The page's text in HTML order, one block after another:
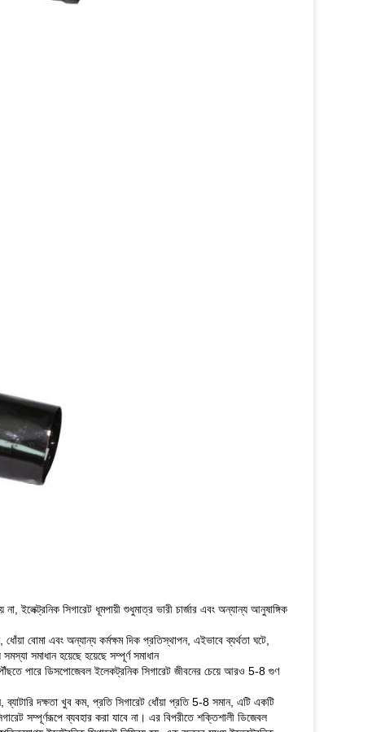
সিগারেট ধূমপায়ী শুধুমাত্র ভারী চার্জার এবং অন্যান্য আনুষাঙ্গিক
বোমা এবং অন্যান্য কর্মক্ষম দিক প্রতিস্থাপন, এইভাবে ব্যর্থতা ঘটে,
সমাধান হয়েছে হয়েছে সম্পূর্ণ সমাধান
পারে ডিসপোজেবল ইলেকট্রনিক সিগারেট জীবনের চেয়ে আরও 5-8 গুণ
ব্যাটারি দক্ষতা খুব কম, প্রতি সিগারেট ধোঁয়া প্রতি 5-8 সমান, এটি একটি
সম্পূর্ণরূপে ব্যবহার করা যাবে না। এর বিপরীতে শক্তিশালী ডিজেবল